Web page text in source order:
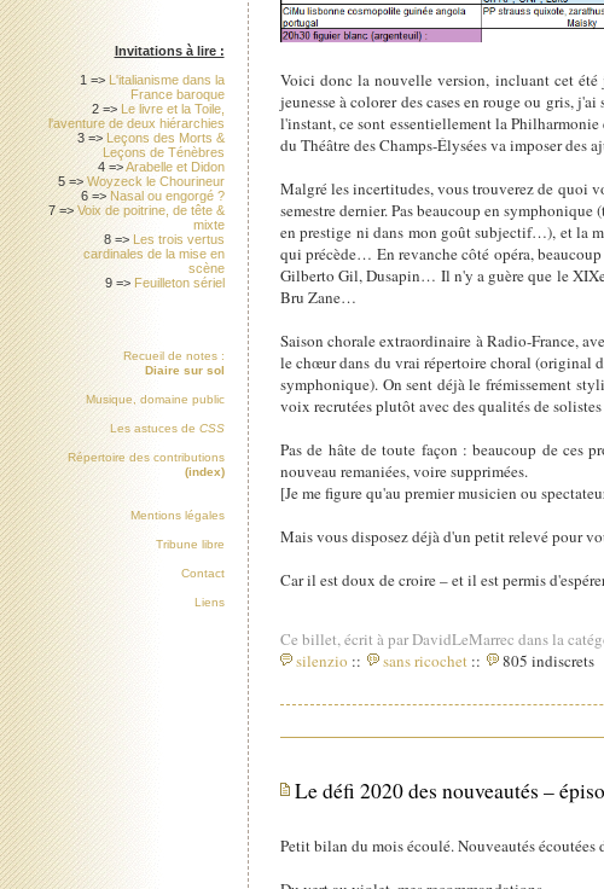
Voici donc la nouvelle version, incluant cet
jeunesse à colorer des cases en rouge ou gris,
l'instant, ce sont essentiellement la
du Théâtre des Champs-Élysées va imposer des
Malgré les incertitudes, vous trouverez de quoi
semestre dernier. Pas beaucoup en
en prestige ni dans mon goût subjectif…), et la
qui précède… En revanche côté opéra,
Gilberto Gil, Dusapin… Il n'y a guère que le
Bru Zane…
Saison chorale extraordinaire à Radio-France,
le chœur dans du vrai répertoire choral (original
symphonique). On sent déjà le frémissement
voix recrutées plutôt avec des qualités de
Pas de hâte de toute façon : beaucoup de ces
nouveau remaniées, voire supprimées.
[Je me figure qu'au premier musicien ou
Mais vous disposez déjà d'un petit relevé pour
Car il est doux de croire – et il est permis
Ce billet, écrit à par DavidLeMarrec dans la
silenzio :: sans ricochet :: 805 indiscrets
Le défi 2020 des nouveautés –
Petit bilan du mois écoulé. Nouveautés écoutées
Invitations à lire :
1 => L'italianisme dans la
France baroque
2 => Le livre et la Toile,
l'aventure de deux hiérarchies
3 => Leçons des Morts &
Leçons de Ténèbres
4 =>Arabelle et Didon
5 =>Woyzeck le Chourineur
6 => Nasal ou engorgé ?
7 =>Voix de poitrine, de tête &
mixte
8 => Les trois vertus
cardinales de la mise en
scène
9 => Feuilleton sériel
Recueil de notes :
Diaire sur sol
Musique, domaine public
Les astuces de CSS
Répertoire des contributions
(index)
Mentions légales
Tribune libre
Contact
Liens